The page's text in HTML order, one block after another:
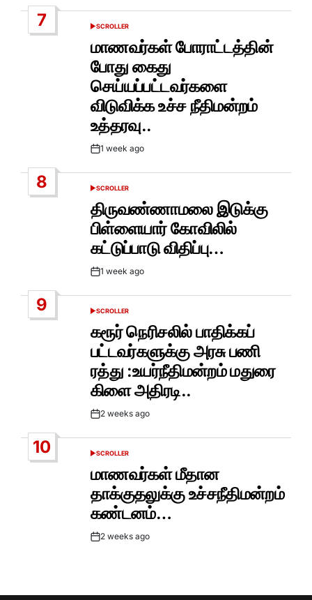
7
POSTED
SCROLLER
மாணவர்கள் போராட்டத்தின்
போது கைது
செய்யப்பட்டவர்களை
விடுவிக்க உச்ச நீதிமன்றம்
உத்தரவு..
Post1 week ago
8
POSTED
SCROLLER
திருவண்ணாமலை இடுக்கு
பிள்ளையார் கோவிலில்
கட்டுப்பாடு விதிப்பு…
Post1 week ago
9
POSTED
SCROLLER
கரூர் நெரிசலில் பாதிக்கப்
பட்டவர்களுக்கு அரசு பணி
ரத்து :உயர்நீதிமன்றம் மதுரை
கிளை அதிரடி..
Post2 weeks ago
10
POSTED
SCROLLER
மாணவர்கள் மீதான
தாக்குதலுக்கு உச்சநீதிமன்றம்
கண்டனம்…
Post2 weeks ago